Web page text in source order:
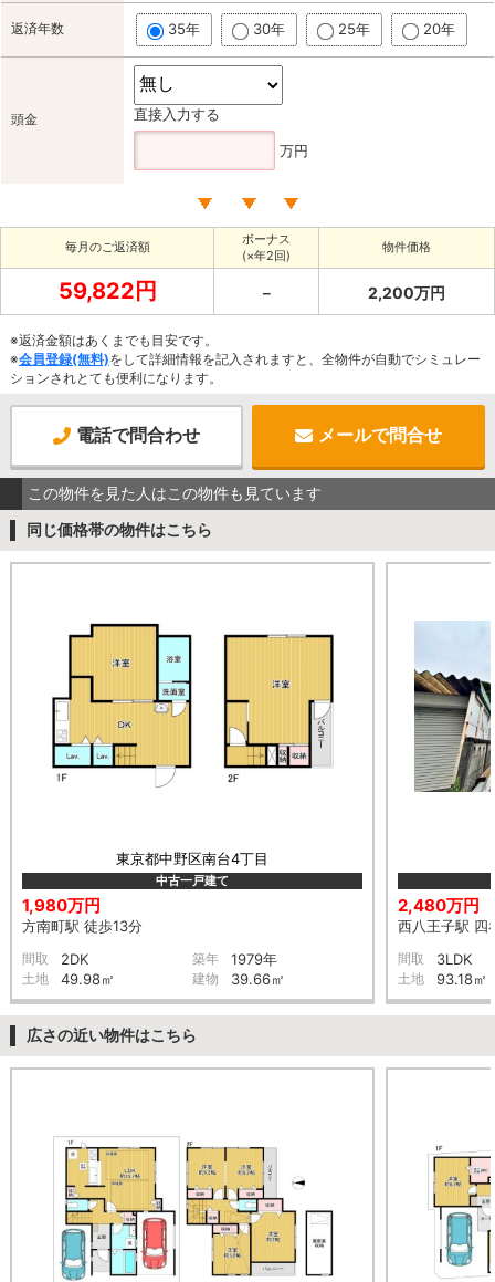
返済年数 35年 30年 25年 20年
頭金 直接入力する
万円
毎月のご返済額
ボーナス
(×年2回)
物件価格
59,822円 － 2,200万円
※返済金額はあくまでも目安です。
※会員登録(無料)をして詳細情報を記入されますと、全物件が自動でシミュレー
ションされとても便利になります。
電話で問合わせ メールで問合せ
この物件を見た人はこの物件も見ています
同じ価格帯の物件はこちら
東京都中野区南台4丁目
中古一戸建て
1,980万円
方南町駅 徒歩13分
間取 2DK 築年 1979年
土地 49.98㎡ 建物 39.66㎡
2,480万円
西八王子駅 四
間取 3LDK
土地 93.18㎡
広さの近い物件はこちら